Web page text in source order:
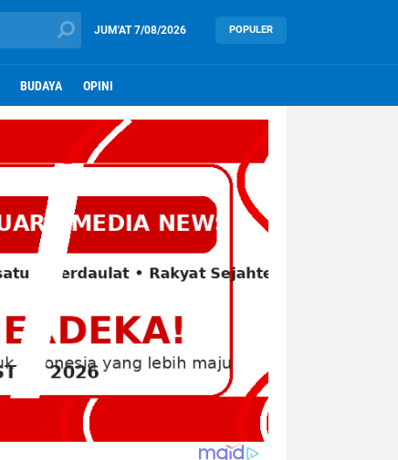
JUM'AT7/08/2026 POPULER
BUDAYA OPINI